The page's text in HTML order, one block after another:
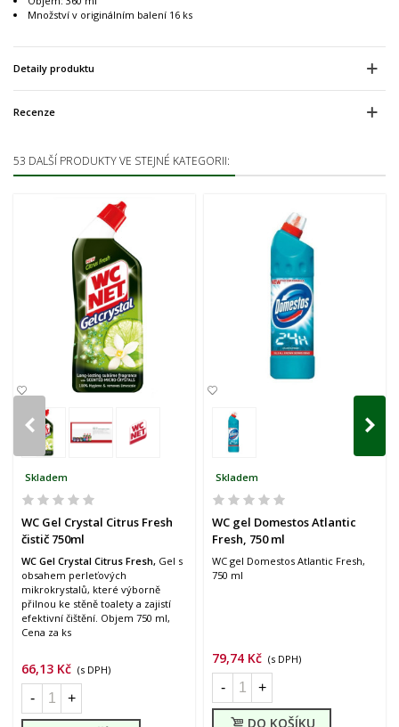
Množství v originálním balení 16 ks
Detaily produktu
Recenze
53 DALŠÍ PRODUKTY VE STEJNÉ KATEGORII:
Skladem
WC Gel Crystal Citrus Fresh
čistič 750ml
WC Gel Crystal Citrus Fresh, Gel s
obsahem perleťových
mikrokrystalů, které výborně
přilnou ke stěně toalety a zajistí
efektivní čištění. Objem 750 ml,
Cena za ks
66,13 Kč (s DPH)
- +
Skladem
WC gel Domestos Atlantic
Fresh, 750 ml
WC gel Domestos Atlantic Fresh,
750 ml
79,74 Kč (s DPH)
- +
DO KOŠÍKU